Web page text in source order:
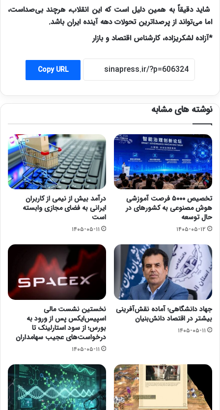
شاید دقیقاً به همین دلیل است که این انقلاب، هرچند بی‌صداست،
اما می‌تواند از پرصداترین تحولات دهه آینده ایران باشد.
*آزاده لشکریزاده، کارشناس اقتصاد و بازار
Copy URL
نوشته های مشابه
تخصیص ۵۰۰۰ فرصت آموزشی
هوش مصنوعی به کشورهای در
حال توسعه
۱۴۰۵-۰۵-۱۲
درآمد بیش از نیمی از کاربران
ایرانی به فضای مجازی وابسته
است
۱۴۰۵-۰۵-۱۱
جهاد دانشگاهی؛ آماده نقش‌آفرینی
بیشتر در اقتصاد دانش‌بنیان
۱۴۰۵-۰۵-۱۱
نخستین نشست مالی
اسپیس‌ایکس پس از ورود به
بورس؛ از سود استارلینک تا
درخواست‌های عجیب سهامداران
۱۴۰۵-۰۵-۱۱